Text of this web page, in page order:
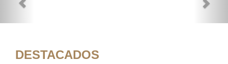
DESTACADOS